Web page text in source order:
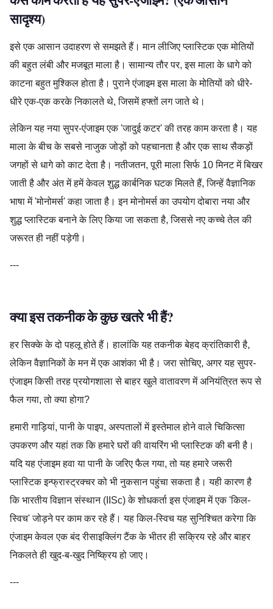
सादृश्य)
इसे एक आसान उदाहरण से समझते हैं। मान लीजिए प्लास्टिक एक मोतियों
की बहुत लंबी और मजबूत माला है। सामान्य तौर पर, इस माला के धागे को
काटना बहुत मुश्किल होता है। पुराने एंजाइम इस माला के मोतियों को धीरे-
धीरे एक-एक करके निकालते थे, जिसमें हफ्तों लग जाते थे।
लेकिन यह नया सुपर-एंजाइम एक 'जादुई कटर' की तरह काम करता है। यह
माला के बीच के सबसे नाजुक जोड़ों को पहचानता है और एक साथ सैकड़ों
जगहों से धागे को काट देता है। नतीजतन, पूरी माला सिर्फ 10 मिनट में बिखर
जाती है और अंत में हमें केवल शुद्ध कार्बनिक घटक मिलते हैं, जिन्हें वैज्ञानिक
भाषा में 'मोनोमर्स' कहा जाता है। इन मोनोमर्स का उपयोग दोबारा नया और
शुद्ध प्लास्टिक बनाने के लिए किया जा सकता है, जिससे नए कच्चे तेल की
जरूरत ही नहीं पड़ेगी।
---
क्या इस तकनीक के कुछ खतरे भी हैं?
हर सिक्के के दो पहलू होते हैं। हालांकि यह तकनीक बेहद क्रांतिकारी है,
लेकिन वैज्ञानिकों के मन में एक आशंका भी है। जरा सोचिए, अगर यह सुपर-
एंजाइम किसी तरह प्रयोगशाला से बाहर खुले वातावरण में अनियंत्रित रूप से
फैल गया, तो क्या होगा?
हमारी गाड़ियां, पानी के पाइप, अस्पतालों में इस्तेमाल होने वाले चिकित्सा
उपकरण और यहां तक कि हमारे घरों की वायरिंग भी प्लास्टिक की बनी है।
यदि यह एंजाइम हवा या पानी के जरिए फैल गया, तो यह हमारे जरूरी
प्लास्टिक इन्फ्रास्ट्रक्चर को भी नुकसान पहुंचा सकता है। यही कारण है
कि भारतीय विज्ञान संस्थान (IISc) के शोधकर्ता इस एंजाइम में एक 'किल-
स्विच' जोड़ने पर काम कर रहे हैं। यह किल-स्विच यह सुनिश्चित करेगा कि
एंजाइम केवल एक बंद रीसाइक्लिंग टैंक के भीतर ही सक्रिय रहे और बाहर
निकलते ही खुद-ब-खुद निष्क्रिय हो जाए।
---